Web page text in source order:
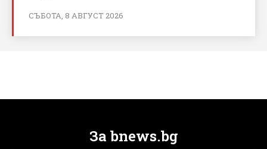
СЪБОТА, 8 АВГУСТ 2026
За bnews.bg